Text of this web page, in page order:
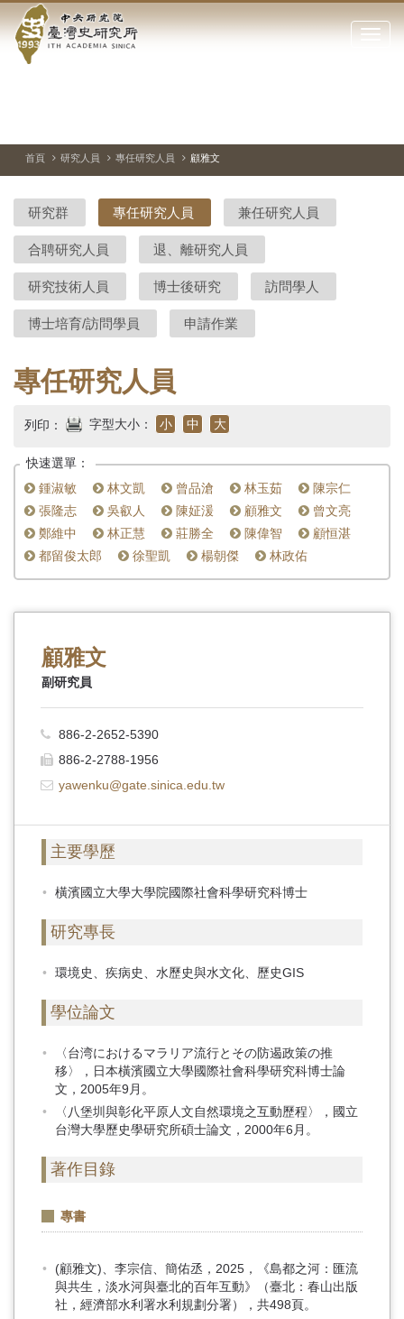
到中
央
院-
臺
灣
史
研
究
所-
首
頁
點
閉
站
停、
圖
圖
結
首頁 研究人員 專任研究人員 顧雅文
研究群 專任研究人員 兼任研究人員
合聘研究人員 退、離研究人員
研究技術人員 博士後研究 訪問學人
博士培育/訪問學員 申請作業
專任研究人員
列印： 字型大小： 小 中 大
快速選單：
鍾淑敏
林文凱 曾品滄 林玉茹
陳宗仁
張隆志
吳叡人 陳姃湲 顧雅文
曾文亮
鄭維中
林正慧 莊勝全 陳偉智
顧恒湛
都留俊太郎
徐聖凱 楊朝傑 林政佑
顧雅文
副研究員
886-2-2652-5390
886-2-2788-1956
yawenku@gate.sinica.edu.tw
主要學歷
橫濱國立大學大學院國際社會科學研究科博士
研究專長
環境史、疾病史、水歷史與水文化、歷史GIS
學位論文
〈台湾におけるマラリア流行とその防遏政策の推
移〉，日本橫濱國立大學國際社會科學研究科博士論
文，2005年9月。
〈八堡圳與彰化平原人文自然環境之互動歷程〉，國立
台灣大學歷史學研究所碩士論文，2000年6月。
著作目錄
專書
(顧雅文)、李宗信、簡佑丞，2025，《島都之河：匯流
與共生，淡水河與臺北的百年互動》（臺北：春山出版
社，經濟部水利署水利規劃分署），共498頁。